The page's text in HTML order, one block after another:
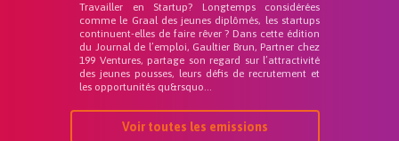
Travailler en Startup? Longtemps considérées
comme le Graal des jeunes diplômés, les startups
continuent-elles de faire rêver ? Dans cette édition
du Journal de l’emploi, Gaultier Brun, Partner chez
199 Ventures, partage son regard sur l’attractivité
des jeunes pousses, leurs défis de recrutement et
les opportunités qu&rsquo...
Voir toutes les emissions